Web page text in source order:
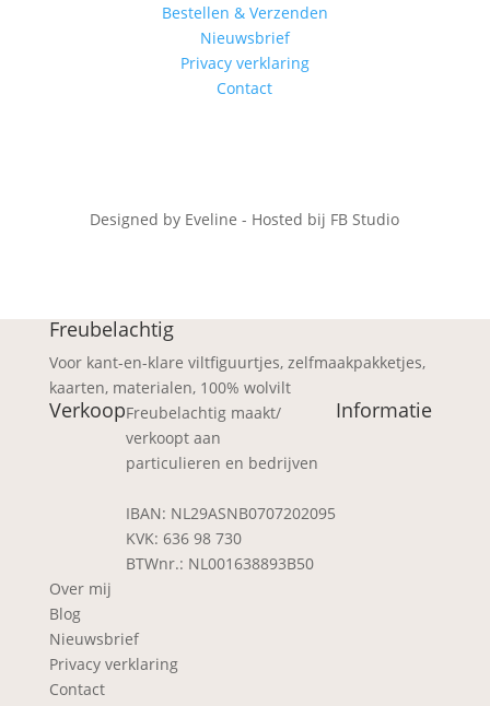
Bestellen & Verzenden
Nieuwsbrief
Privacy verklaring
Contact
Designed by Eveline - Hosted bij FB Studio
Freubelachtig
Voor kant-en-klare viltfiguurtjes, zelfmaakpakketjes,
kaarten, materialen, 100% wolvilt
VerkoopFreubelachtig maakt/
verkoopt aan
particulieren en bedrijven
IBAN: NL29ASNB0707202095
KVK: 636 98 730
BTWnr.: NL001638893B50
Informatie
Over mij
Blog
Nieuwsbrief
Privacy verklaring
Contact